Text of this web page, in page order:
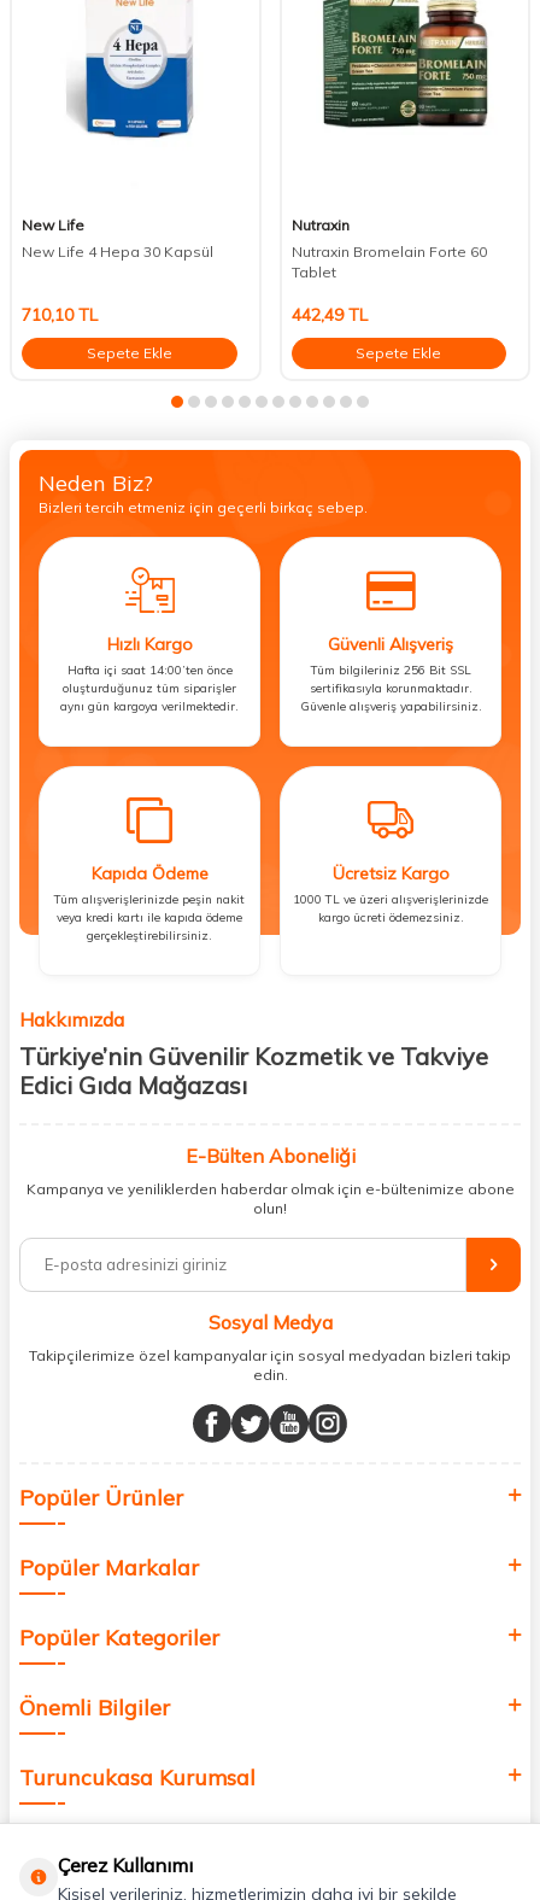
New Life
New Life 4 Hepa 30 Kapsül
710,10TL
Sepete Ekle
Nutraxin
Nutraxin Bromelain Forte 60
Tablet
442,49TL
Sepete Ekle
Neden Biz?
Bizleri tercih etmeniz için geçerli birkaç sebep.
Hızlı Kargo
Hafta içi saat 14:00’ten önce
oluşturduğunuz tüm siparişler
aynı gün kargoya verilmektedir.
Güvenli Alışveriş
Tüm bilgileriniz 256 Bit SSL
sertifikasıyla korunmaktadır.
Güvenle alışveriş yapabilirsiniz.
Kapıda Ödeme
Tüm alışverişlerinizde peşin nakit
veya kredi kartı ile kapıda ödeme
gerçekleştirebilirsiniz.
Ücretsiz Kargo
1000 TL ve üzeri alışverişlerinizde
kargo ücreti ödemezsiniz.
Hakkımızda
Türkiye’nin Güvenilir Kozmetik ve Takviye
Edici Gıda Mağazası
kişisel bakım hem de takviye edici gıda ürünlerini sizlerle
buluşturuyoruz. Artık mağaza mağaza dolaşmanıza gerek yok;
ihtiyacınız olan her şeyi tek bir çatı altında topluyor ve kapınıza kadar
%100 orijinal kozmetik ve sağlık ürünleriyle güzelliğinizi tamamlayabilir,
vücudunuzu desteklemek için güvenilir takviye edici gıdalara
minerallere kadar binlerce ürünü uygun fiyat ve hızlı kargo avantajıyla
sunuyoruz.
buluşturuyor ve online alışveriş deneyiminizi en iyi hale getiriyoruz.
Sağlık, güzellik ve iyi yaşam için aradığınız her şey burada!
değer katmak için bize katılın!
E-Bülten Aboneliği
Kampanya ve yeniliklerden haberdar olmak için e-bültenimize abone
olun!
Sosyal Medya
Takipçilerimize özel kampanyalar için sosyal medyadan bizleri takip
edin.
Popüler Ürünler
Popüler Markalar
Popüler Kategoriler
Önemli Bilgiler
Turuncukasa Kurumsal
Çerez Kullanımı
Kişisel verileriniz, hizmetlerimizin daha iyi bir şekilde